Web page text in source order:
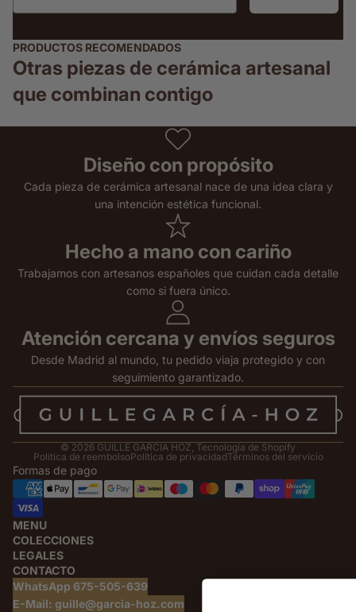
PRODUCTOS RECOMENDADOS
Otras piezas de cerámica artesanal
que combinan contigo
Diseño con propósito
Cada pieza de cerámica artesanal nace de una idea clara y
una intención estética funcional.
Hecho a mano con cariño
Trabajamos con artesanos españoles que cuidan cada detalle
como si fuera único.
Atención cercana y envíos seguros
Desde Madrid al mundo, tu pedido viaja protegido y con
seguimiento garantizado.
© 2026 GUILLE GARCIA HOZ, Tecnología de Shopify
Política de reembolsoPolítica de privacidadTérminos del servicio
Formas de pago
MENU
COLECCIONES
LEGALES
CONTACTO
WhatsApp 675-505-639
E-Mail: guille@garcia-hoz.com